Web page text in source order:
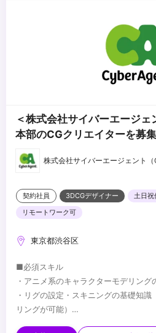
・Webサイトやアプリにおけるインタ
・Lottie等を用いたアニメーション制作
＜株式会社サイバーエージ
本部のCGクリエイターを募集
株式会社サイバーエージェント（
契約社員 3DCGデザイナー 土日祝
リモートワーク可
東京都渋谷区
■必須スキル
・アニメ系のキャラクターモデリング
・リグの設定・スキニングの基礎知
リングが可能）